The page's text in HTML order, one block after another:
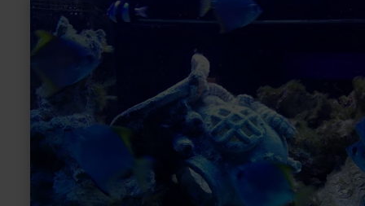
informatie
Aquarium
Wasserbillig